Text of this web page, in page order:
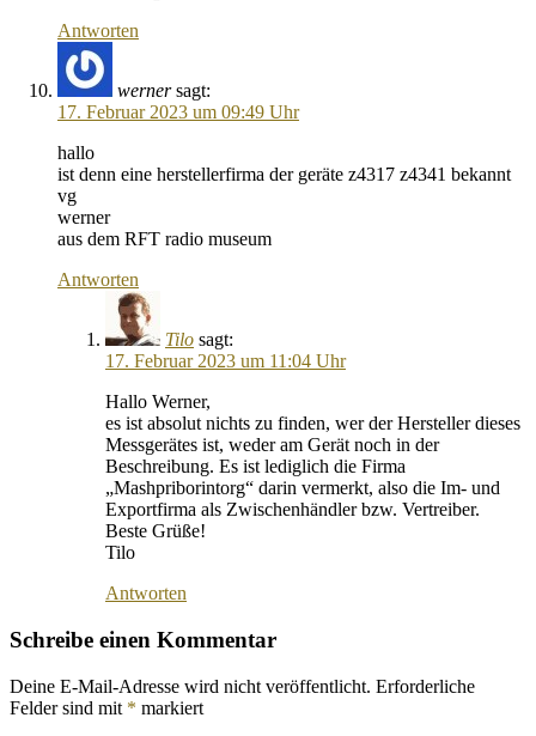
Antworten
werner sagt:
17. Februar 2023 um 09:49 Uhr
hallo
ist denn eine herstellerfirma der geräte z4317 z4341 bekannt
vg
werner
aus dem RFT radio museum
Antworten
Tilo sagt:
17. Februar 2023 um 11:04 Uhr
Hallo Werner,
es ist absolut nichts zu finden, wer der Hersteller dieses
Messgerätes ist, weder am Gerät noch in der
Beschreibung. Es ist lediglich die Firma
„Mashpriborintorg“ darin vermerkt, also die Im- und
Exportfirma als Zwischenhändler bzw. Vertreiber.
Beste Grüße!
Tilo
Antworten
Schreibe einen Kommentar
Deine E-Mail-Adresse wird nicht veröffentlicht. Erforderliche
Felder sind mit * markiert